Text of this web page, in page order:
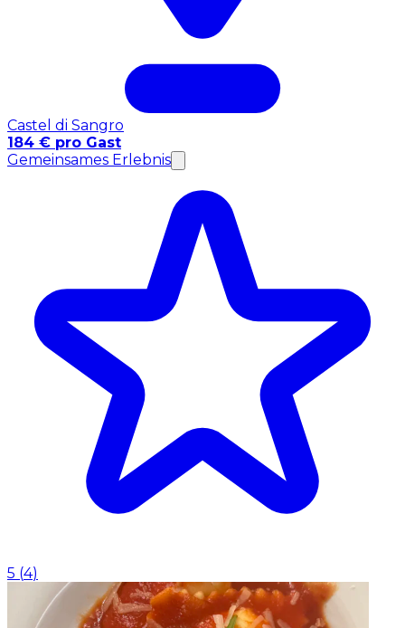
Castel di Sangro
184 € pro Gast
Gemeinsames Erlebnis
5 (4)